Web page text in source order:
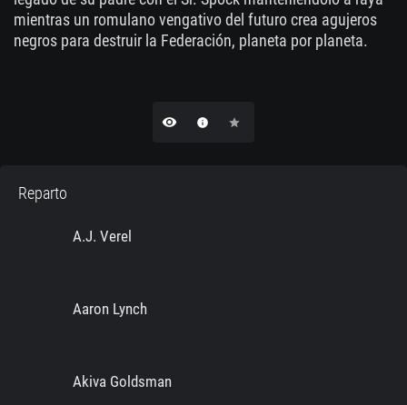
mientras un romulano vengativo del futuro crea agujeros
negros para destruir la Federación, planeta por planeta.
remove_red_eye info star
Reparto
A.J. Verel
Aaron Lynch
Akiva Goldsman